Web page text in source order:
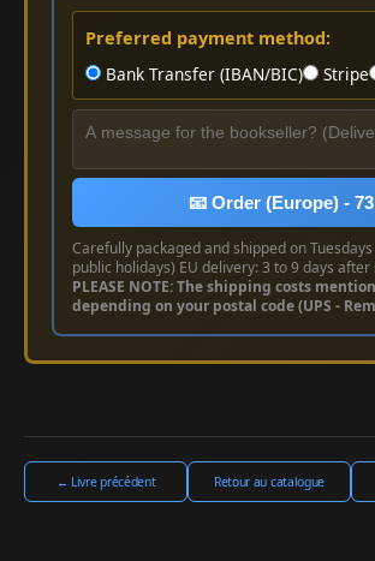
Preferred payment method:
Bank Transfer (IBAN/BIC)
Stripe
📧 Order (Europe) -
Carefully packaged and shipped on
public holidays) EU delivery: 3 to 9 days
PLEASE NOTE: The shipping costs
depending on your postal code (UPS -
← Livre précédent Retour au catalogue